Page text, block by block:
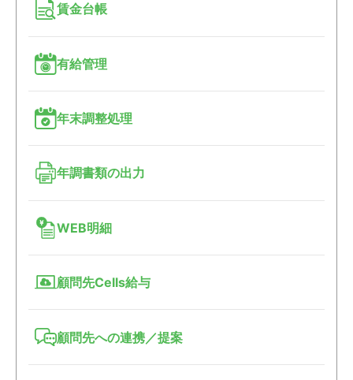
賃金台帳
有給管理
年末調整処理
年調書類の出力
WEB明細
顧問先Cells給与
顧問先への連携／提案